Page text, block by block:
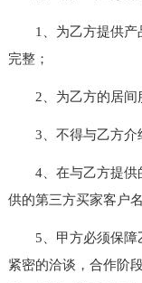
1、为乙方提供产品
完整；
2、为乙方的居间服
3、不得与乙方介绍
4、在与乙方提供
供的第三方买家客户名
5、甲方必须保障乙
紧密的洽谈，合作阶